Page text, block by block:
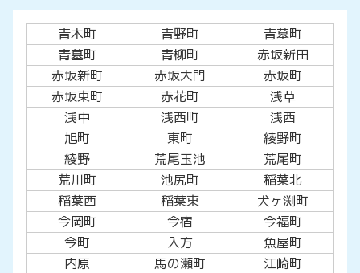
青木町 青野町
青墓町
青墓町
青柳町
赤坂新田
赤坂新町
赤坂大門
赤坂町
赤坂東町
赤花町
浅草
浅中
浅西町
浅西
旭町
東町
綾野町
綾野
荒尾玉池
荒尾町
荒川町
池尻町
稲葉北
稲葉西
稲葉東
犬ヶ渕町
今岡町
今宿
今福町
今町
入方
魚屋町
内原
馬の瀬町
江崎町